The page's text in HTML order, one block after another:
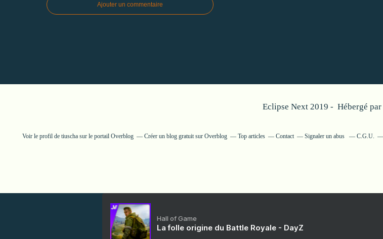
Ajouter un commentaire
Eclipse Next 2019 - Hébergé par
Voir le profil de tiuscha sur le portail Overblog Créer un blog gratuit sur Overblog Top articles Contact Signaler un abus C.G.U.
Hall of Game
La folle origine du Battle Royale - DayZ